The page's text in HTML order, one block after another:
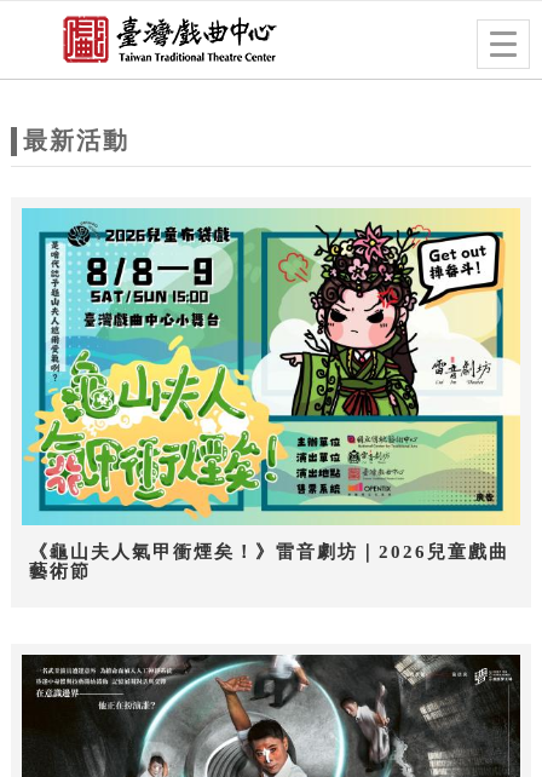
站
題
跳到主要內容
網站導覽
最新活動
《龜山夫人氣甲衝煙矣！》雷音劇坊｜2026兒童戲曲
藝術節